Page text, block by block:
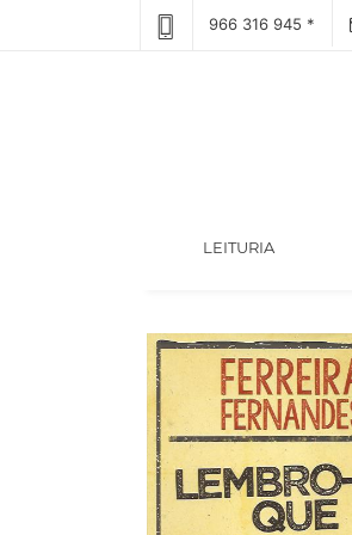
966 316 945 *
LEITURIA(CURRENT)